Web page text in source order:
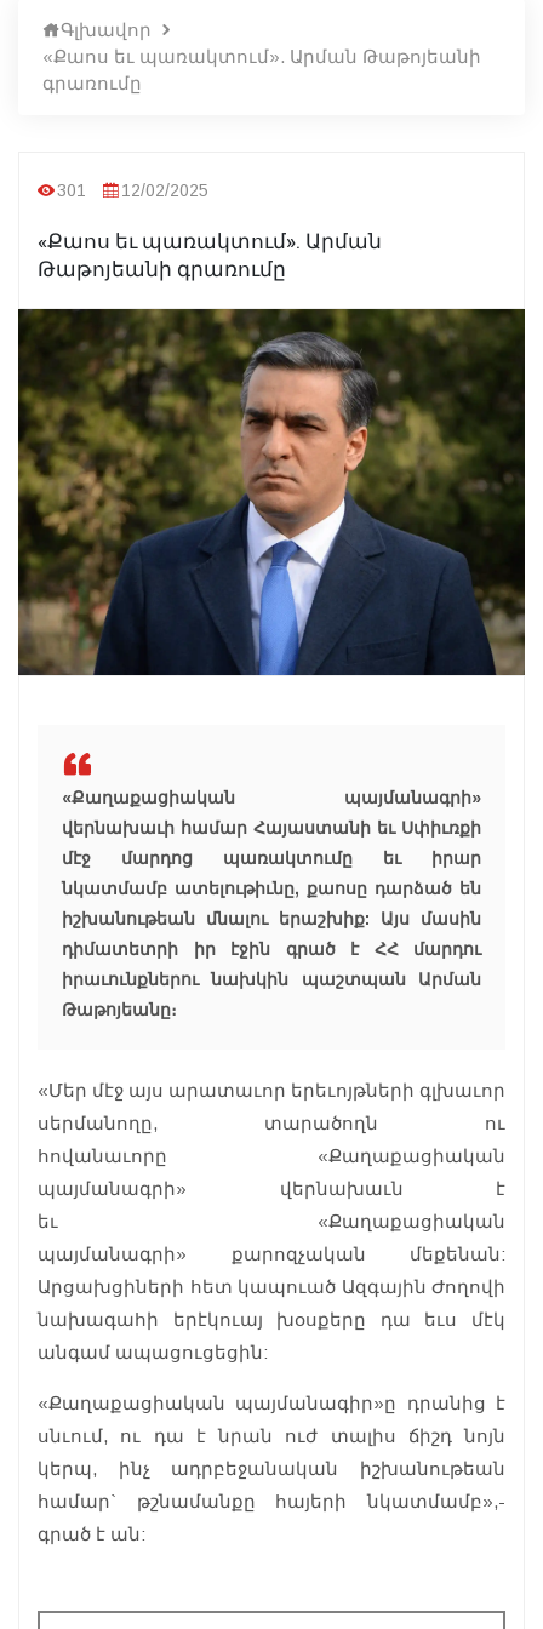
Գլխավոր
«Քաոս եւ պառակտում». Արման Թաթոյեանի
գրառումը
301 12/02/2025
«Քաոս եւ պառակտում». Արման
Թաթոյեանի գրառումը
«Քաղաքացիական պայմանագրի»
վերնախաւի համար Հայաստանի եւ Սփիւռքի
մէջ մարդոց պառակտումը եւ իրար
նկատմամբ ատելութիւնը, քաոսը դարձած են
իշխանութեան մնալու երաշխիք: Այս մասին
դիմատետրի իր էջին գրած է ՀՀ մարդու
իրաւունքներու նախկին պաշտպան Արման
Թաթոյեանը։
«Մեր մէջ այս արատաւոր երեւոյթների գլխաւոր
սերմանողը, տարածողն ու
հովանաւորը «Քաղաքացիական
պայմանագրի» վերնախաւն է
եւ «Քաղաքացիական
պայմանագրի» քարոզչական մեքենան:
Արցախցիների հետ կապուած Ազգային Ժողովի
նախագահի երէկուայ խօսքերը դա եւս մէկ
անգամ ապացուցեցին:
«Քաղաքացիական պայմանագիր»ը դրանից է
սնւում, ու դա է նրան ուժ տալիս ճիշդ նոյն
կերպ, ինչ ադրբեջանական իշխանութեան
համար` թշնամանքը հայերի նկատմամբ»,-
գրած է ան: